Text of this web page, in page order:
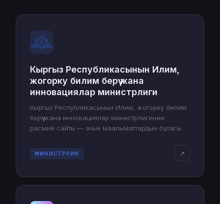
Кыргыз Республикасынын Илим,
жогорку билим берүү жана
инновациялар министрлиги
Кыргыз Республикасынын Илим, жогорку билим
берүү жана инновациялар министрлигинин
расмий сайты — ачык маалыматтардын булагы
менен өз ара аракеттенүүсүнүн куралы.
МИНИСТРЛИК ↗